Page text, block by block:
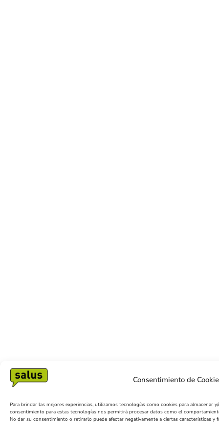
Consentimiento de
Para brindar las mejores experiencias, utilizamos tecnologías como cookies para almacenar
consentimiento para estas tecnologías nos permitirá procesar datos como el
No dar su consentimiento o retirarlo puede afectar negativamente a ciertas características y